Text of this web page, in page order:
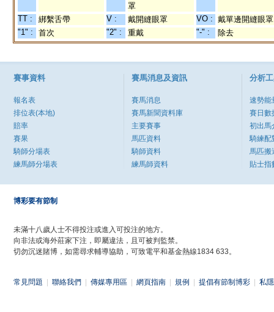
罩
TT : 綁繫舌帶 V : 戴開縫眼罩 VO : 戴單邊開縫眼罩
"1" :
首次 "2" : 重戴 "-" : 除去
賽事資料
報名表
排位表(本地)
賠率
賽果
騎師分場表
練馬師分場表
賽馬消息及資訊
賽馬消息
賽馬新聞資料庫
主要賽事
馬匹資料
騎師資料
練馬師資料
分析
速勢能
賽日數
初出馬
騎練配
馬匹搬
貼士指
博彩要有節制
未滿十八歲人士不得投注或進入可投注的地方。
向非法或海外莊家下注，即屬違法，且可被判監禁。
切勿沉迷賭博，如需尋求輔導協助，可致電平和基金熱線1834 633。
常見問題 聯絡我們 傳媒專用區 網頁指南 規例 提倡有節制博彩 私